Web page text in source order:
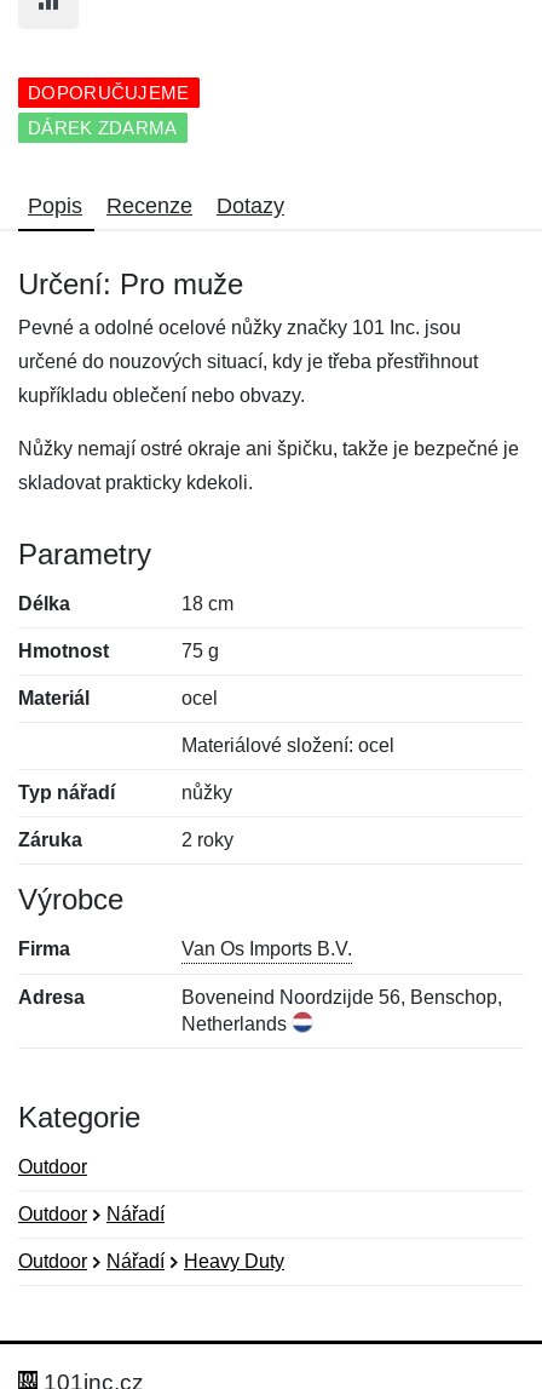
DOPORUČUJEME
DÁREK ZDARMA
Popis Recenze Dotazy
Určení: Pro muže
Pevné a odolné ocelové nůžky značky 101 Inc. jsou
určené do nouzových situací, kdy je třeba přestřihnout
kupříkladu oblečení nebo obvazy.
Nůžky nemají ostré okraje ani špičku, takže je bezpečné je
skladovat prakticky kdekoli.
Parametry
Délka 18 cm
Hmotnost 75 g
Materiál ocel
Materiálové složení: ocel
Typ nářadí nůžky
Záruka 2 roky
Výrobce
Firma Van Os Imports B.V.
Adresa
Boveneind Noordzijde 56, Benschop,
Netherlands
Kategorie
Outdoor
Outdoor Nářadí
Outdoor Nářadí Heavy Duty
Hodnocení:
Jméno:
101inc.cz